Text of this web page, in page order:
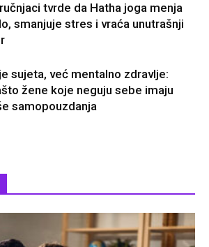
tvrde da Hatha joga menja
smanjuje stres i vraća unutrašnji
sujeta, već mentalno zdravlje:
žene koje neguju sebe imaju
samopouzdanja